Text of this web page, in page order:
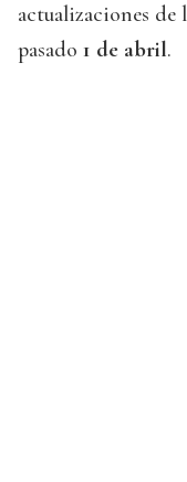
actualizaciones de
pasado 1 de abril.